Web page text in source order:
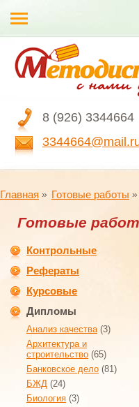
8 (926) 3344664
Главная Готовые работы
Готовые
Контрольные
Рефераты
Курсовые
Дипломы
Анализ качества(3)
Архитектура и
строительство (65)
Банковское дело (81)
БЖД (24)
Биология (3)